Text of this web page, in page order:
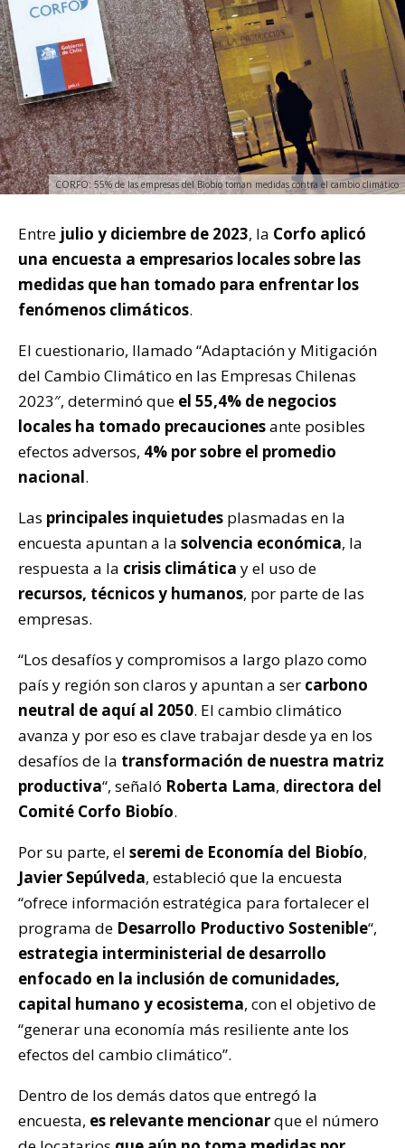
CORFO: 55% de las empresas del Biobío toman medidas contra el cambio climático
Entre julio y diciembre de 2023, la Corfo aplicó
una encuesta a empresarios locales sobre las
medidas que han tomado para enfrentar los
fenómenos climáticos.
El cuestionario, llamado “Adaptación y Mitigación
del Cambio Climático en las Empresas Chilenas
2023″, determinó que el 55,4% de negocios
locales ha tomado precaucionesante posibles
efectos adversos, 4% por sobre el promedio
nacional.
Las principales inquietudes plasmadas en la
encuesta apuntan a la solvencia económica, la
respuesta a la crisis climática y el uso de
recursos, técnicos y humanos, por parte de las
empresas.
“Los desafíos y compromisos a largo plazo como
país y región son claros y apuntan a ser carbono
neutral de aquí al 2050. El cambio climático
avanza y por eso es clave trabajar desde ya en los
desafíos de la transformación de nuestra matriz
productiva“, señaló Roberta Lama, directora del
Comité Corfo Biobío.
Por su parte, el seremi de Economía del Biobío,
Javier Sepúlveda, estableció que la encuesta
“ofrece información estratégica para fortalecer el
programa de Desarrollo Productivo Sostenible“,
estrategia interministerial de desarrollo
enfocado en la inclusión de comunidades,
capital humano y ecosistema, con el objetivo de
“generar una economía más resiliente ante los
efectos del cambio climático”.
Dentro de los demás datos que entregó la
encuesta, es relevante mencionarque el número